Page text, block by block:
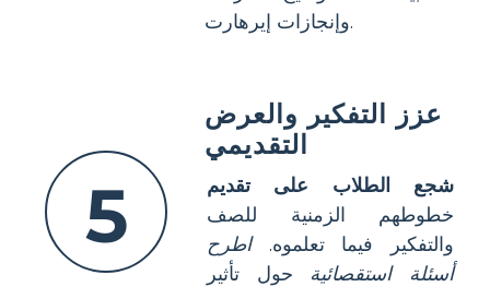
وإنجازات إيرهارت.
5
عزز التفكير والعرض
التقديمي
شجع الطلاب على تقديم
خطوطهم الزمنية للصف
والتفكير فيما تعلموه.اطرح
أسئلة استقصائية حول تأثير